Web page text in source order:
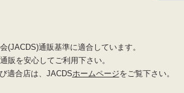
(JACDS)通販基準に適合しています。
販を安心してご利用下さい。
適合店は、JACDSホームページをご覧下さい。